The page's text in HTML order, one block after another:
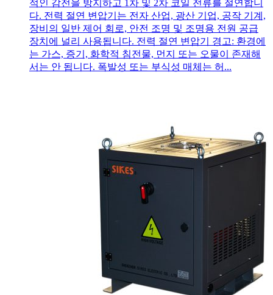
적인 감전을 방지하고 1차 및 2차 코일 전류를 절연합니
다. 전력 절연 변압기는 전자 산업, 광산 기업, 공작 기계,
장비의 일반 제어 회로, 안전 조명 및 조명용 전원 공급
장치에 널리 사용됩니다. 전력 절연 변압기 경고: 환경에
는 가스, 증기, 화학적 침전물, 먼지 또는 오물이 존재해
서는 안 됩니다. 폭발성 또는 부식성 매체는 허...